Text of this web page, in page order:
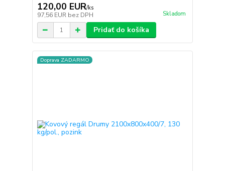
120,00 EUR/ks
97,56 EUR bez DPH Skladom
Pridať do košíka
Doprava ZADARMO